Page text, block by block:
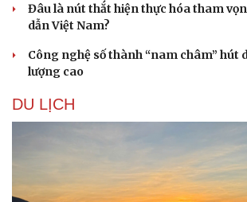
Đâu là nút thắt hiện thực hóa tham
dẫn Việt Nam?
Công nghệ số thành “nam châm” hút
lượng cao
DU LỊCH